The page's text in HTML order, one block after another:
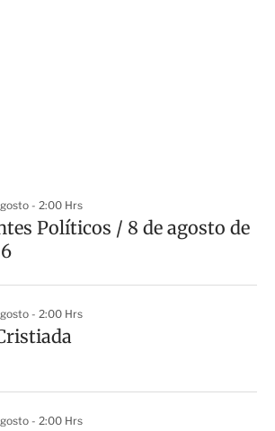
- 2:00 Hrs
Políticos / 8 de agosto de
- 2:00 Hrs
- 2:00 Hrs